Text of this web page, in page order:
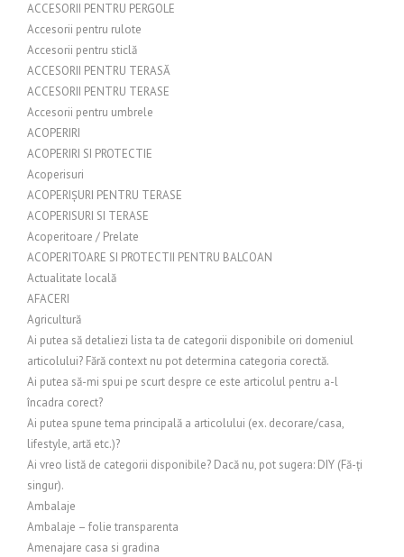
ACCESORII PENTRU PERGOLE
Accesorii pentru rulote
Accesorii pentru sticlă
ACCESORII PENTRU TERASĂ
ACCESORII PENTRU TERASE
Accesorii pentru umbrele
ACOPERIRI
ACOPERIRI SI PROTECTIE
Acoperisuri
ACOPERIȘURI PENTRU TERASE
ACOPERISURI SI TERASE
Acoperitoare / Prelate
ACOPERITOARE SI PROTECTII PENTRU BALCOAN
Actualitate locală
AFACERI
Agricultură
Ai putea să detaliezi lista ta de categorii disponibile ori domeniul
articolului? Fără context nu pot determina categoria corectă.
Ai putea să-mi spui pe scurt despre ce este articolul pentru a-l
încadra corect?
Ai putea spune tema principală a articolului (ex. decorare/casa,
lifestyle, artă etc.)?
Ai vreo listă de categorii disponibile? Dacă nu, pot sugera: DIY (Fă-ți
singur).
Ambalaje
Ambalaje – folie transparenta
Amenajare casa si gradina